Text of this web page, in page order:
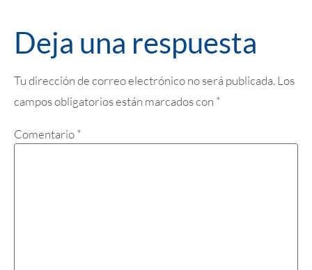
Deja una respuesta
Tu dirección de correo electrónico no será publicada.Los
campos obligatorios están marcados con *
Comentario*